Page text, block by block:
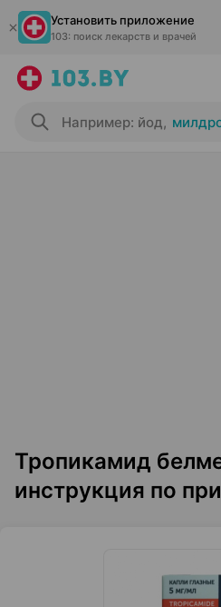
Установить приложение
103: поиск лекарств и врачей
Например: йод,
Тропикамид
инструкция по